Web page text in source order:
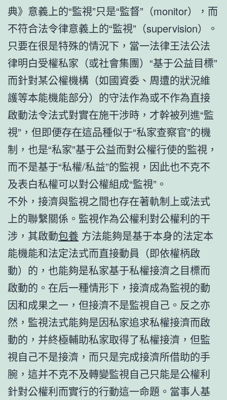
典》意義上的“監視”只是“監督”（monitor），而
不符合法令律意義上的“監視”（supervision）。
只要在很是特殊的情況下，當一法律王法公法
律明白受權私家（或社會集團）“基于公益目標”
而針對某公權機構（如國資委、周遭的狀況維
護等本能機能部分）的守法作為或不作為直接
啟動法令法式對實在施干涉時，才幹被列進“監
視”，但即便存在這品種似于“私家查察官”的機
制，也是“私家”基于公益而對公權行使的監視，
而不是基于“私權/私益”的監視，因此也不克不
及表白私權可以對公權組成“監視”。
不外，接濟與監視之間也存在著軌制上或法式
上的聯繫關係。監視作為公權利對公權利的干
涉，其啟動包養 方法能夠是基于本身的法定本
能機能和法定法式而直接動員（即依權柄啟
動）的，也能夠是私家基于私權接濟之目標而
啟動的。在后一種情形下，接濟成為監視的動
因和成果之一，但接濟不是監視自己。反之亦
然，監視法式能夠是因私家追求私權接濟而啟
動的，并終極輔助私家取得了私權接濟，但監
視自己不是接濟，而只是完成接濟所借助的手
腕，這并不克不及轉變監視自己只能是公權利
針對公權利而實行的行動這一命題。當事人基